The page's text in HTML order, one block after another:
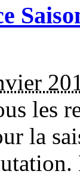
les
la